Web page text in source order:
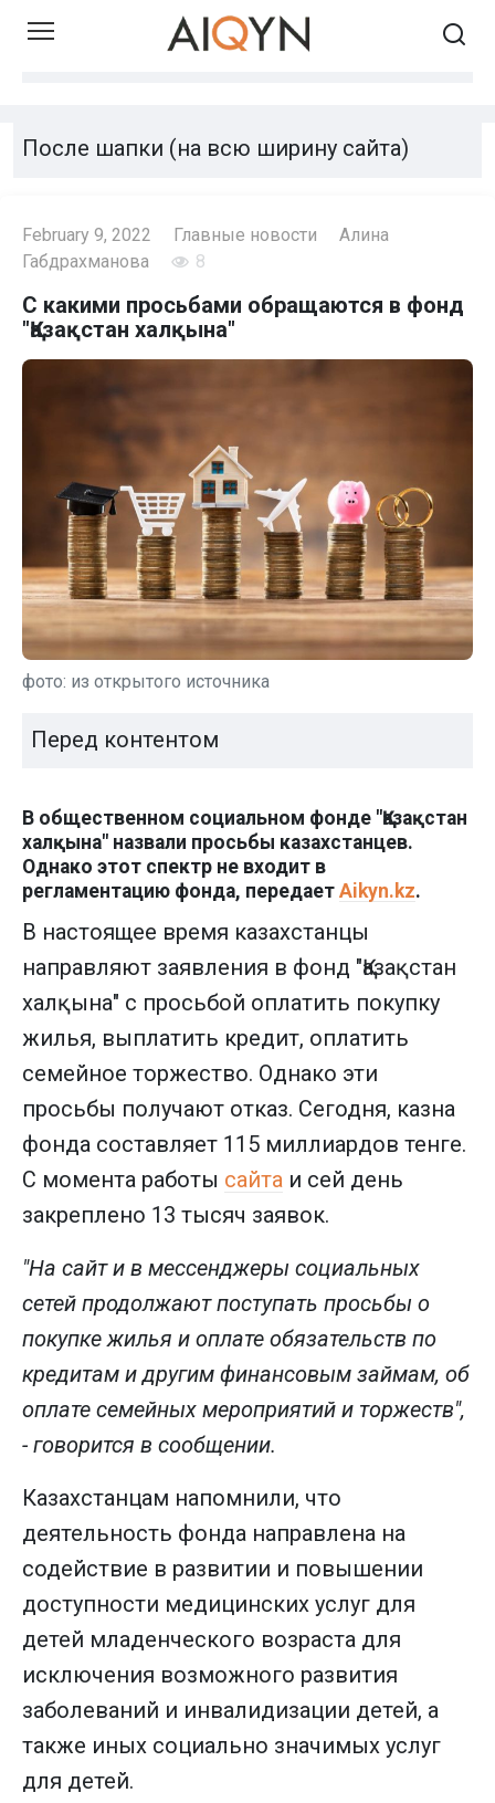
Skip
После шапки (на всю ширину сайта)
February 9, 2022 Главные новости
Алина
Габдрахманова
8
С какими просьбами обращаются в фонд
"Қазақстан халқына"
фото: из открытого источника
Перед контентом
В общественном социальном фонде "Қазақстан
халқына" назвали просьбы казахстанцев.
Однако этот спектр не входит в
регламентацию фонда, передает Aikyn.kz.
В настоящее время казахстанцы
направляют заявления в фонд "Қазақстан
халқына" с просьбой оплатить покупку
жилья, выплатить кредит, оплатить
семейное торжество. Однако эти
просьбы получают отказ. Сегодня, казна
фонда составляет 115 миллиардов тенге.
С момента работы сайта и сей день
закреплено 13 тысяч заявок.
"На сайт и в мессенджеры социальных
сетей продолжают поступать просьбы о
покупке жилья и оплате обязательств по
кредитам и другим финансовым займам, об
оплате семейных мероприятий и торжеств",
- говорится в сообщении.
Казахстанцам напомнили, что
деятельность фонда направлена на
содействие в развитии и повышении
доступности медицинских услуг для
детей младенческого возраста для
исключения возможного развития
заболеваний и инвалидизации детей, а
также иных социально значимых услуг
для детей.